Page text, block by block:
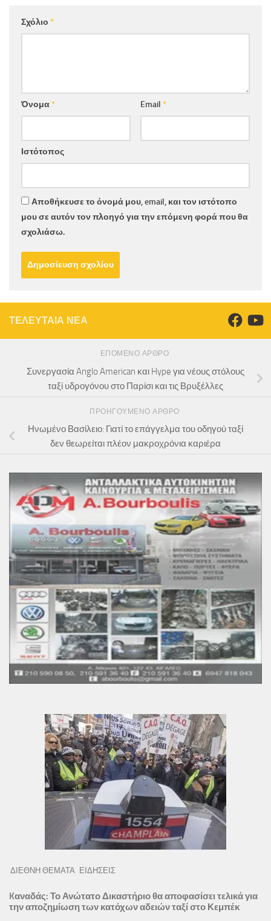
Σχόλιο *
Όνομα* Email *
Ιστότοπος
Αποθήκευσε το όνομά μου, email, και τον ιστότοπο
μου σε αυτόν τον πλοηγό για την επόμενη φορά που θα
σχολιάσω.
ΤΕΛΕΥΤΑΙΑ ΝΕΑ
ΕΠΌΜΕΝΟ ΆΡΘΡΟ
Συνεργασία Anglo American και Hype για νέους στόλους
ταξί υδρογόνου στο Παρίσι και τις Βρυξέλλες
ΠΡΟΗΓΟΎΜΕΝΟ ΆΡΘΡΟ
Ηνωμένο Βασίλειο: Γιατί το επάγγελμα του οδηγού ταξί
δεν θεωρείται πλέον μακροχρόνια καριέρα
ΔΙΕΘΝΗ ΘΕΜΑΤΑ ΕΙΔΗΣΕΙΣ
Kαναδάς: Το Ανώτατο Δικαστήριο θα αποφασίσει τελικά για
την αποζημίωση των κατόχων αδειών ταξί στο Κεμπέκ